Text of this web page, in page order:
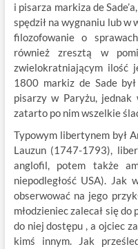
i pisarza markiza de
spędził na wygnaniu lub
filozofowanie o
również zresztą w
zwielokratniającym ilość
1800 markiz de Sade
pisarzy w Paryżu,
zatarto po nim wszelkie
Typowym libertynem był
Lauzun (1747-1793),
anglofil, potem także
niepodległość USA). Jak
obserwować na jego
młodzieniec zalecał się
do niej dostępu , a ojciec
kimś innym. Jak